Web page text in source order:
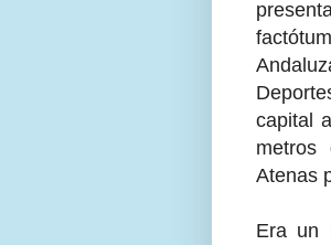
capital
metros
Atenas
Era un